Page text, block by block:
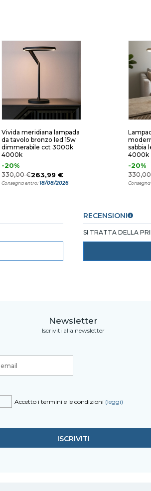
Vivida meridiana lampada
da tavolo bronzo led 15w
dimmerabile cct 3000k
4000k
-20%
330,00 €263,99 €
Consegna entro:18/08/2026
sabbia
4000k
-20%
RECENSIONI
SI TRATTA DELLA
Newsletter
Iscriviti alla newsletter
Accetto i termini e le condizioni (leggi)